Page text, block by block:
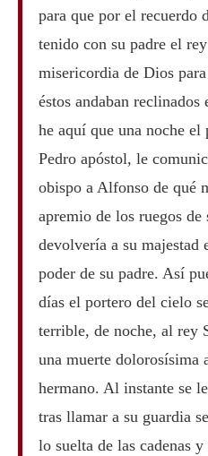
para que por el recuerdo
tenido con su padre el
misericordia de Dios
éstos andaban
he aquí que una noche
Pedro apóstol, le
obispo a Alfonso de qué
apremio de los ruegos
devolvería a su majestad
poder de su padre. Así
días el portero del cielo
terrible, de noche, al rey
una muerte dolorosísima
hermano. Al instante se
tras llamar a su guardia
lo suelta de las cadenas